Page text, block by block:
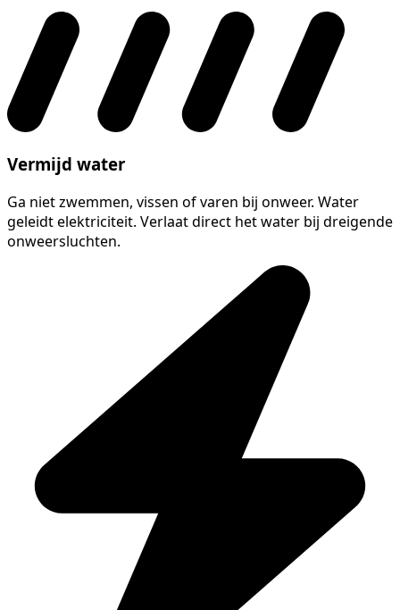
Vermijd water
Ga niet zwemmen, vissen of varen bij onweer. Water
geleidt elektriciteit. Verlaat direct het water bij dreigende
onweersluchten.